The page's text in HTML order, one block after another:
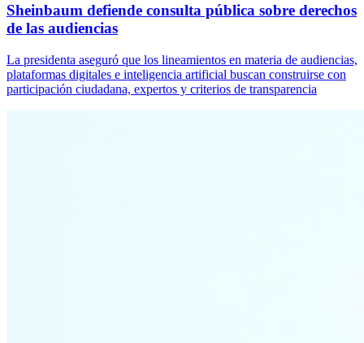
Sheinbaum defiende consulta pública sobre derechos
de las audiencias
La presidenta aseguró que los lineamientos en materia de audiencias,
plataformas digitales e inteligencia artificial buscan construirse con
participación ciudadana, expertos y criterios de transparencia